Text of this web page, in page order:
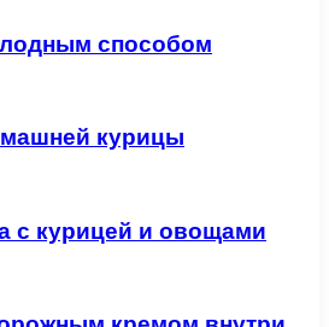
способом
курицы
с курицей и овощами